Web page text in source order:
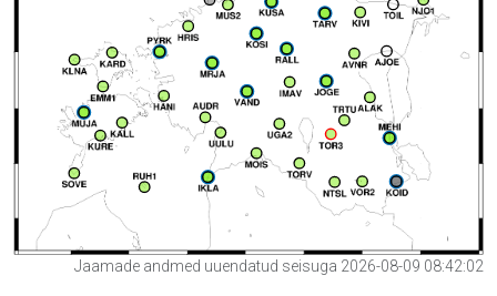
Jaamade andmed uuendatud seisuga 2026-08-09 08:42:02